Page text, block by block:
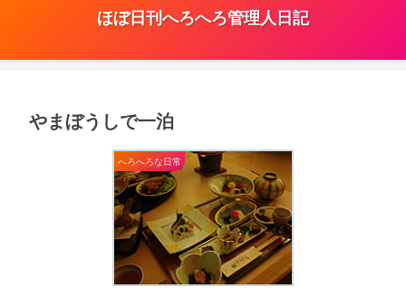
ほぼ日刊へろへろ管理人日記
やまぼうしで一泊
へろへろな日常